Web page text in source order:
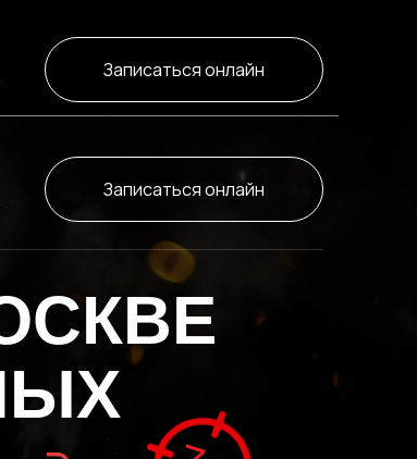
Записаться онлайн
Записаться онлайн